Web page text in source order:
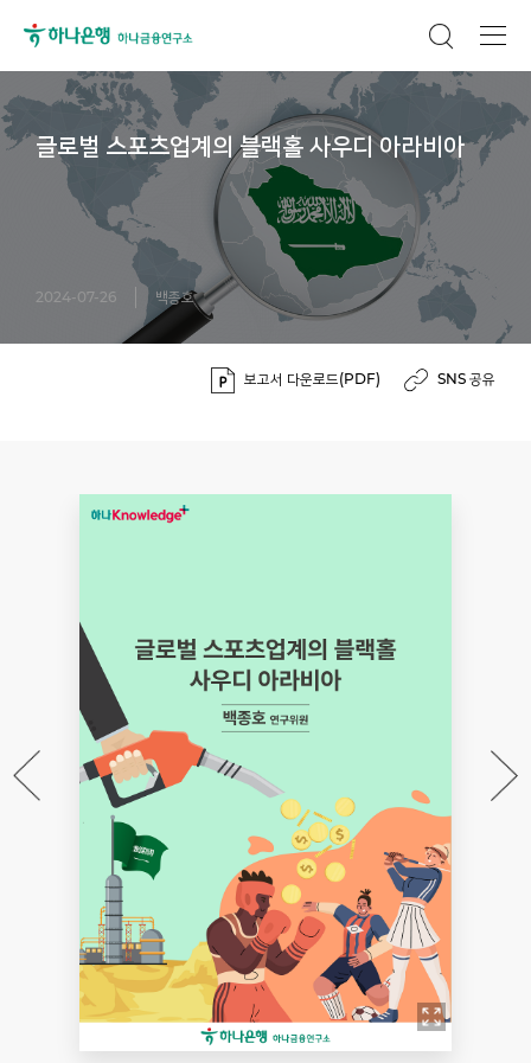
글로벌 스포츠업계의 블랙홀 사우디 아라비아
2024-07-26 백종호
보고서 다운로드(PDF) SNS 공유